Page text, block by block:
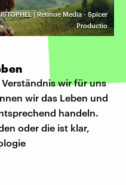
| Retinue Media - Spicer
Productio
wir für uns
wir das Leben und
handeln.
oder die ist klar,